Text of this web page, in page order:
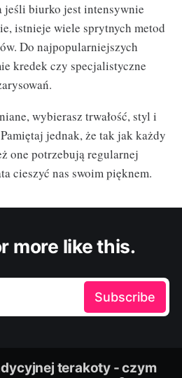
jeśli biurko jest intensywnie
istnieje wiele sprytnych metod
Do najpopularniejszych
kredek czy specjalistyczne
wybierasz trwałość, styl i
jednak, że tak jak każdy
one potrzebują regularnej
cieszyć nas swoim pięknem.
more like this.
Subscribe
terakoty - czym